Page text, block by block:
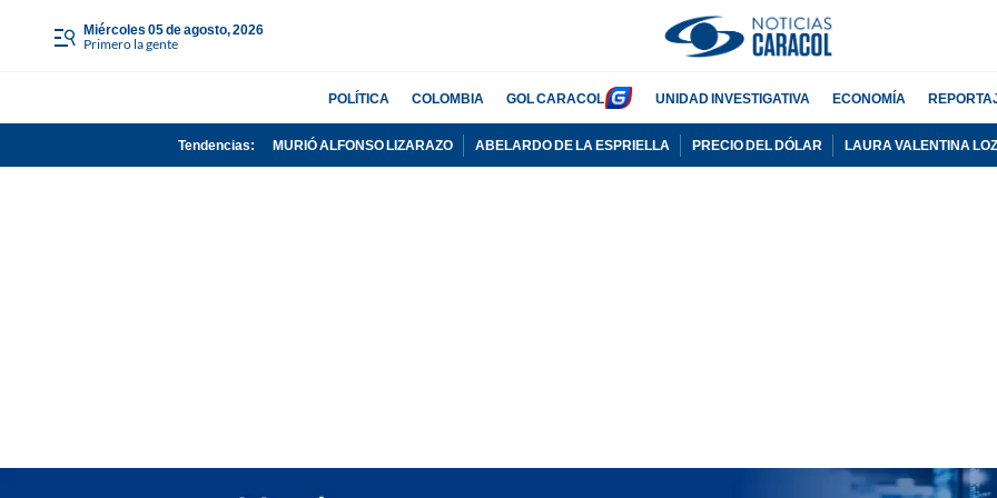
miércoles 05 de agosto, 2026
Primero la gente
POLÍTICA COLOMBIA GOL CARACOL UNIDAD INVESTIGATIVA ECONOMÍA
Tendencias: MURIÓ ALFONSO LIZARAZO ABELARDO DE LA ESPRIELLA PRECIO DEL DÓLAR LAURA VALENTINA